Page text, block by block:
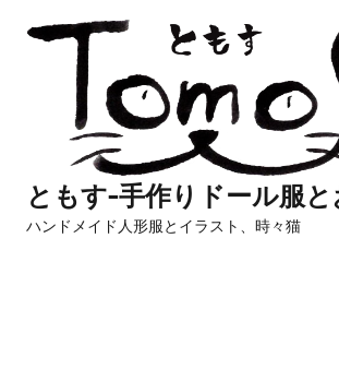
ともす-手作りドール服
ハンドメイド人形服とイラスト、時々猫